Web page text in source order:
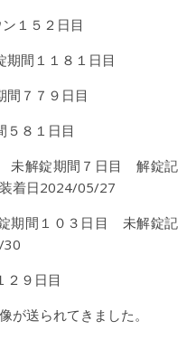
１５２日目
間１１８１日目
７７９日目
８１日目
未解錠期間７日目 解錠記
着日2024/05/27
期間１０３日目 未解錠記
30
９日目
送られてきました。